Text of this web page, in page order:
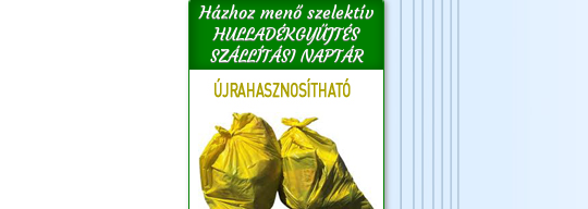
Házhoz menő szelektív
HULLADÉKGYŰJTÉS
SZÁLLÍTÁSI NAPTÁR